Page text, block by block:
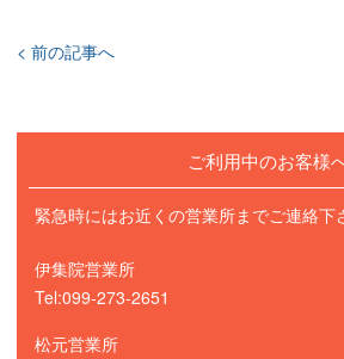
< 前の記事へ
ご利用中のお客様
緊急時にはお近くの営業所までご連絡下
伊集院営業所
Tel:099-273-2651
松元営業所